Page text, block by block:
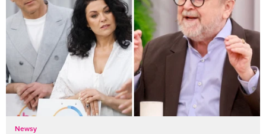
Newsy